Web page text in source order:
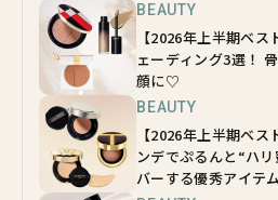
BEAUTY
【2026年上半期ベ
ェーディング3選！
顔に♡
BEAUTY
【2026年上半期ベ
ンデでぷるんと“ハ
バーする優秀アイテ